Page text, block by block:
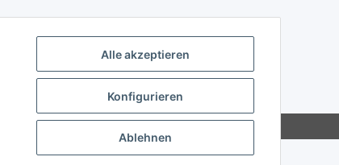
Alle akzeptieren
Konfigurieren
Ablehnen